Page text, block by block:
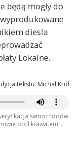
będą mogły do
diesla
Lokalne.
tekstu: Michał Król
samochodów
pod krawatem".